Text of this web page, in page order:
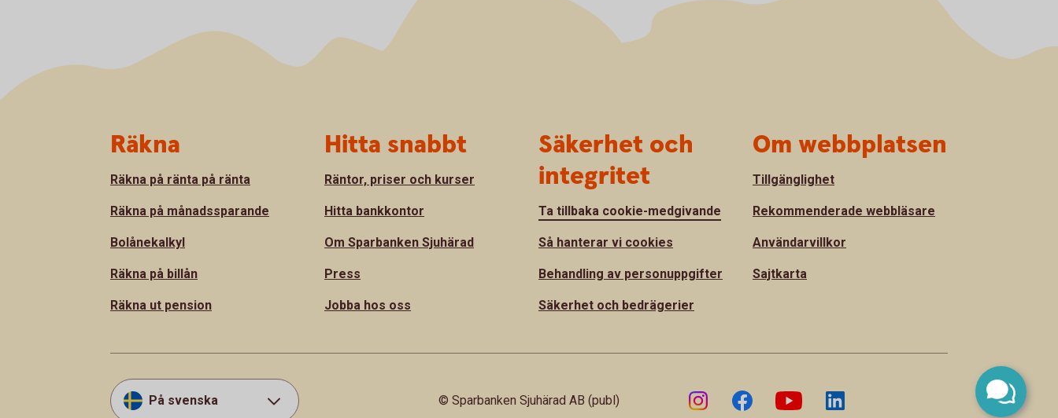
Räkna
Räkna på ränta på ränta
Räkna på månadssparande
Bolånekalkyl
Räkna på billån
Räkna ut pension
Hitta snabbt
Räntor, priser och kurser
Hitta bankkontor
Om Sparbanken Sjuhärad
Press
Jobba hos oss
Säkerhet och
integritet
Ta tillbaka cookie-medgivande
Så hanterar vi cookies
Behandling av personuppgifter
Säkerhet och bedrägerier
Om webbplatsen
Tillgänglighet
Rekommenderade webbläsare
Användarvillkor
Sajtkarta
På svenska © Sparbanken Sjuhärad AB (publ)